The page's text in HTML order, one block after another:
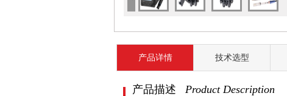
产品详情 技术选型
产品描述 Product Description